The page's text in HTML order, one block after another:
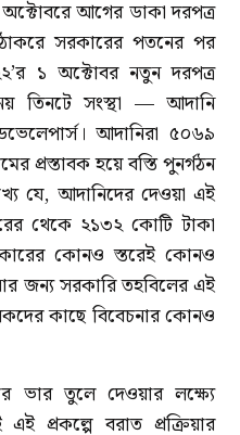
আগের ডাকা দরপত্র
সরকারের পতনের পর
১ অক্টোবর নতুন দরপত্র
তিনটে সংস্থা — আদানি
আদানিরা ৫০৬৯
প্রস্তাবক হয়ে বস্তি পুনর্গঠন
যে, আদানিদের দেওয়া এই
থেকে ২১৩২ কোটি টাকা
কোনও স্তরেই কোনও
জন্য সরকারি তহবিলের এই
কাছে বিবেচনার কোনও
ভার তুলে দেওয়ার লক্ষ্যে
এই প্রকল্পে বরাত প্রক্রিয়ার